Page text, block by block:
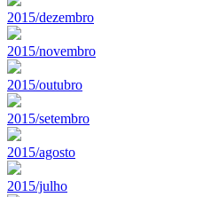
2015/dezembro
2015/novembro
2015/outubro
2015/setembro
2015/agosto
2015/julho